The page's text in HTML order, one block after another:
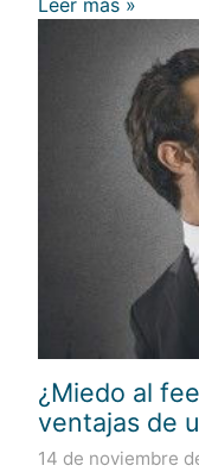
¿Miedo al
ventajas de
14 de noviembre